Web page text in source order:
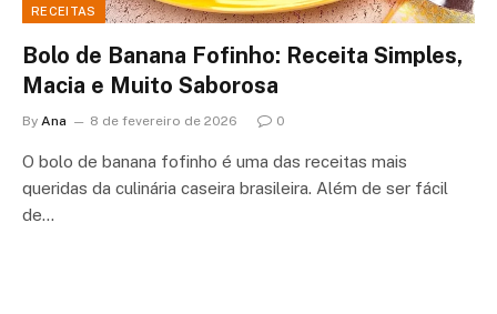
RECEITAS
Bolo de Banana Fofinho: Receita Simples,
Macia e Muito Saborosa
By Ana 8 de fevereiro de 2026 0
O bolo de banana fofinho é uma das receitas mais
queridas da culinária caseira brasileira. Além de ser fácil
de…